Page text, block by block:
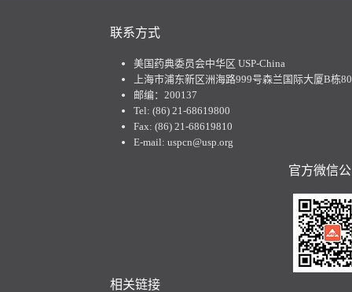
联系方式
美国药典委员会中华区 USP-China
上海市浦东新区洲海路999号森兰国际大厦B栋
邮编：200137
Tel: (86) 21-68619800
Fax: (86) 21-68619810
E-mail: uspcn@usp.org
官方微信
相关链接